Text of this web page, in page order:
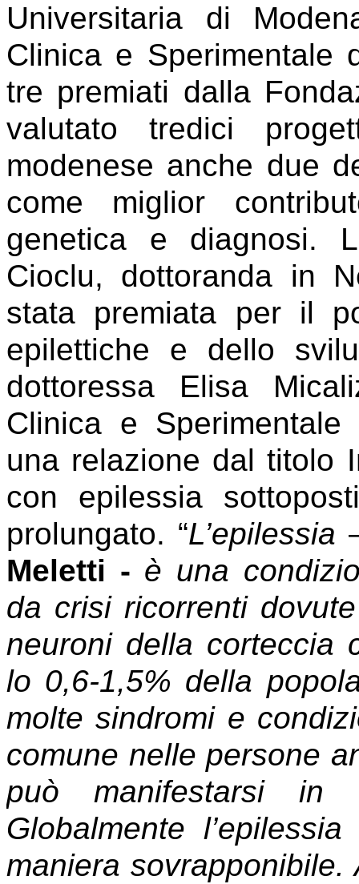
Universitaria di
Clinica e Sperimentale
tre premiati dalla
valutato tredici
modenese anche due
come miglior
genetica e diagnosi.
Cioclu, dottoranda in
stata premiata per il
epilettiche e dello
dottoressa Elisa
Clinica e
una relazione dal titolo
con epilessia
prolungato. “L’epilessia
Meletti - è una
da crisi ricorrenti
neuroni della corteccia
lo 0,6-1,5% della
molte sindromi e
comune nelle persone
può manifestarsi in
Globalmente
maniera